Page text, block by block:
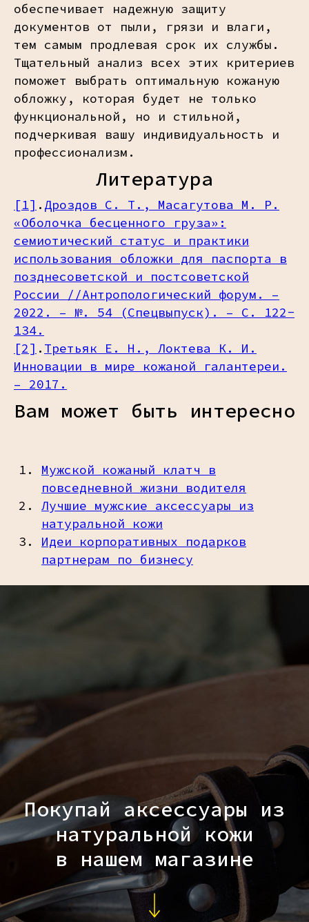
обеспечивает надежную защиту
документов от пыли, грязи и влаги,
тем самым продлевая срок их службы.
Тщательный анализ всех этих критериев
поможет выбрать оптимальную кожаную
обложку, которая будет не только
функциональной, но и стильной,
подчеркивая вашу индивидуальность и
профессионализм.
Литература
[1] . Дроздов С. Т., Масагутова М. Р.
«Оболочка бесценного груза»:
семиотический статус и практики
использования обложки для паспорта в
позднесоветской и постсоветской
России //Антропологический форум. –
2022. – №. 54 (Спецвыпуск). – С. 122-
134.
[2] . Третьяк Е. Н., Локтева К. И.
Инновации в мире кожаной галантереи.
– 2017.
Вам может быть интересно
Мужской кожаный клатч в
повседневной жизни водителя
Лучшие мужские аксессуары из
натуральной кожи
Идеи корпоративных подарков
партнерам по бизнесу
Покупай аксессуары из
натуральной кожи
в нашем магазине